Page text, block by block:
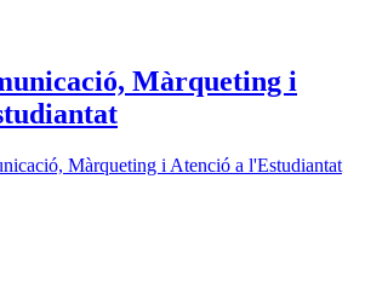
Màrqueting i
Màrqueting i Atenció a l'Estudiantat